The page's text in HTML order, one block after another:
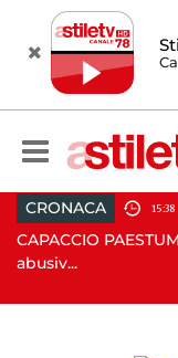
CRONACA 15:38
CAPACCIO
abusiv...